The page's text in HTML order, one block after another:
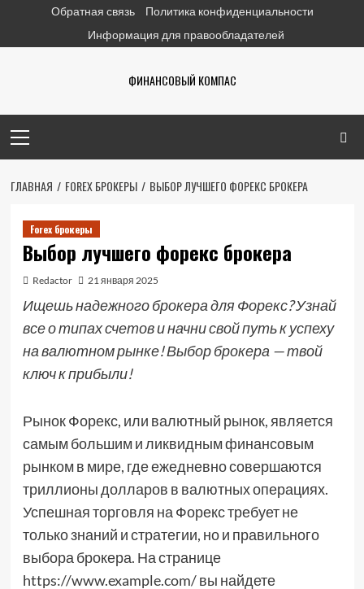
содержимому
Обратная связь
Политика конфиденциальности
Информация для правообладателей
ФИНАНСОВЫЙ КОМПАС
меню
ГЛАВНАЯ FOREX БРОКЕРЫ ВЫБОР ЛУЧШЕГО ФОРЕКС БРОКЕРА
Forex брокеры
Выбор лучшего форекс брокера
Redactor 21 января 2025
Ищешь надежного брокера для Форекс? Узнай
все о типах счетов и начни свой путь к успеху
на валютном рынке! Выбор брокера — твой
ключ к прибыли!
Рынок Форекс, или валютный рынок, является
самым большим и ликвидным финансовым
рынком в мире, где ежедневно совершаются
триллионы долларов в валютных операциях.
Успешная торговля на Форекс требует не
только знаний и стратегии, но и правильного
выбора брокера. На странице
https://www.example.com/ вы найдете